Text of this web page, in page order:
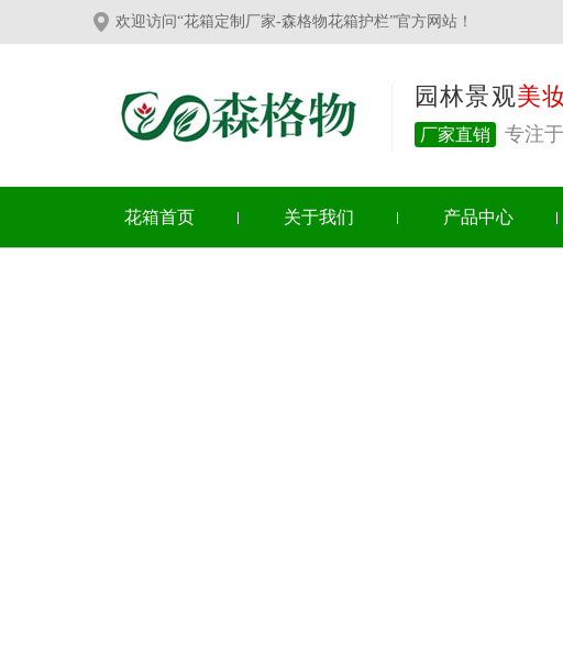
欢迎访问“花箱定制厂家-森格物花箱护栏”官方网站！
园林景观美
厂家直销 专注
花箱首页 关于我们 产品中心